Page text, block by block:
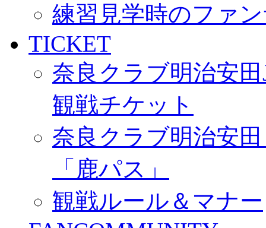
練習見学時のファ
TICKET
奈良クラブ明治安
観戦チケット
奈良クラブ明治安
「鹿パス」
観戦ルール＆マナー